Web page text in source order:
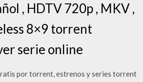
, HDTV 720p , MKV ,
8×9 torrent
serie online
por torrent, estrenos y series torrent